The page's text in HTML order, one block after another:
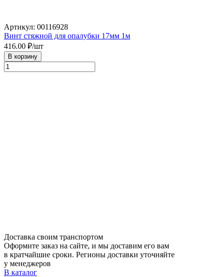
Артикул: 00116928
Винт стяжной для опалубки 17мм 1м
416.00 ₽/шт
В корзину
Доставка своим транспортом
Оформите заказ на сайте, и мы доставим его вам
в кратчайшие сроки. Регионы доставки уточняйте
у менеджеров
В каталог